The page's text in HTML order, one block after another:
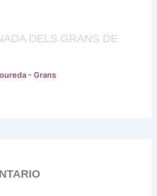
DELS GRANS DE
- Grans